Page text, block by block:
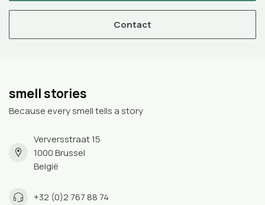
Contact
smell stories
Because every smell tells a story
Verversstraat 15
1000 Brussel
België
+32 (0)2 767 88 74